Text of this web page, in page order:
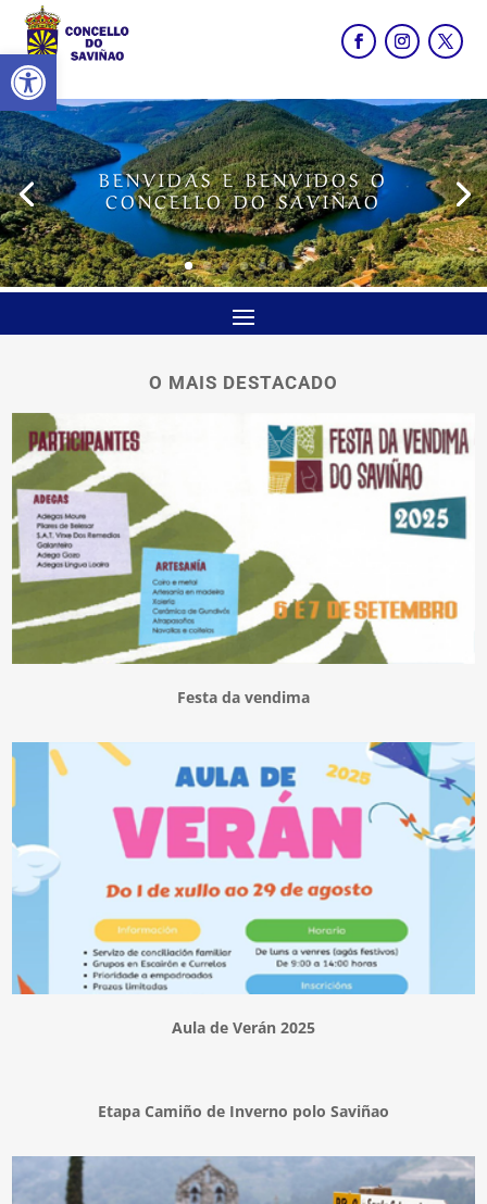
Abrir barra de ferramentas
BENVIDAS E BENVIDOS O
CONCELLO DO SAVIÑAO
O MAIS DESTACADO
Festa da vendima
Aula de Verán 2025
Etapa Camiño de Inverno polo Saviñao